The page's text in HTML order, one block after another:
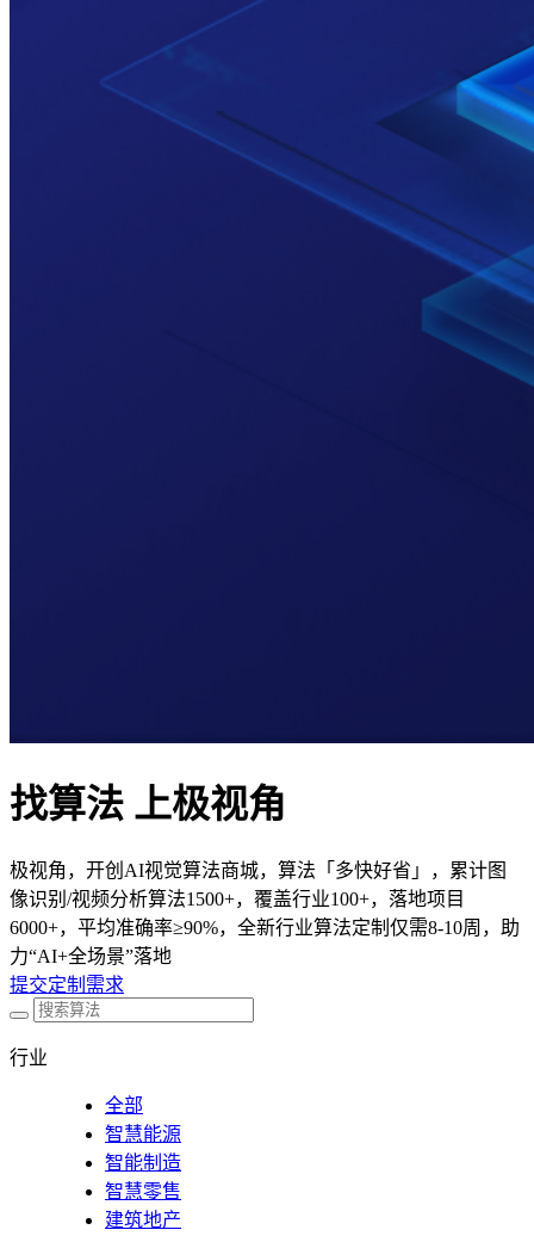
找算法 上极视角
极视角，开创AI视觉算法商城，算法「多快好省」，累计图
像识别/视频分析算法1500+，覆盖行业100+，落地项目
6000+，平均准确率≥90%，全新行业算法定制仅需8-10周，助
力“AI+全场景”落地
提交定制需求
行业
全部
智慧能源
智能制造
智慧零售
建筑地产